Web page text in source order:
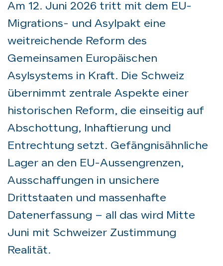
Am 12. Juni 2026 tritt mit dem EU-
Migrations- und Asylpakt eine
weitreichende Reform des
Gemeinsamen Europäischen
Asylsystems in Kraft. Die Schweiz
übernimmt zentrale Aspekte einer
historischen Reform, die einseitig auf
Abschottung, Inhaftierung und
Entrechtung setzt. Gefängnisähnliche
Lager an den EU-Aussengrenzen,
Ausschaffungen in unsichere
Drittstaaten und massenhafte
Datenerfassung – all das wird Mitte
Juni mit Schweizer Zustimmung
Realität.